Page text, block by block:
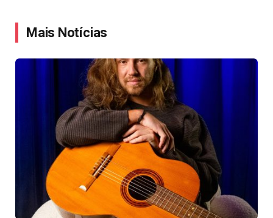
Mais Notícias